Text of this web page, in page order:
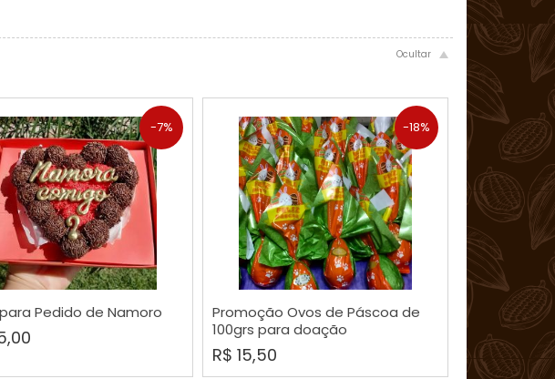
-7%
Pedido de Namoro
COMPRAR
-18%
Promoção Ovos de Páscoa de
100grs para doação
R$ 15,50
COMPRAR